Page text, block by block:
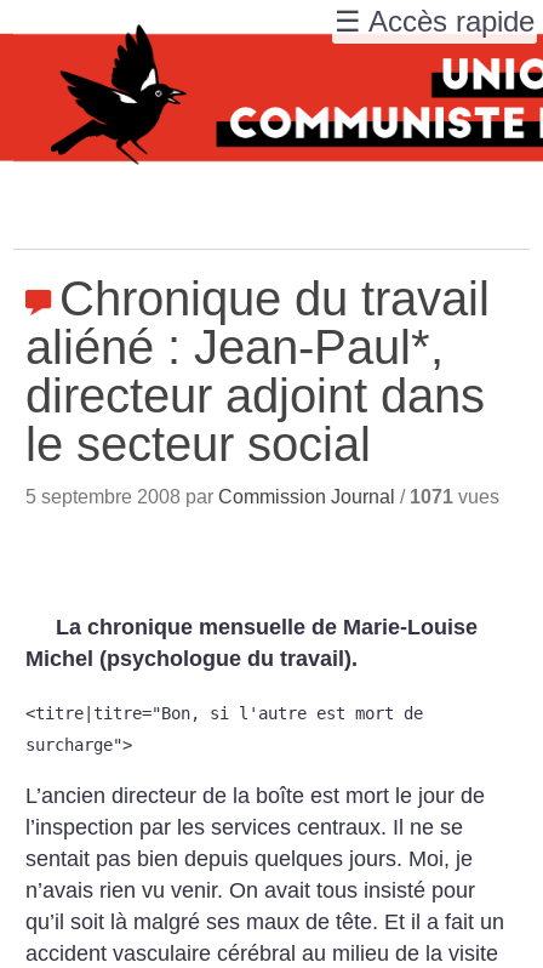
Chronique du travail
aliéné : Jean-Paul*,
directeur adjoint dans
le secteur social
5 septembre 2008 parCommission Journal / 1071 vues
La chronique mensuelle de Marie-Louise
Michel (psychologue du travail).
<titre|titre="Bon, si l'autre est mort de
surcharge">
L’ancien directeur de la boîte est mort le jour de
l’inspection par les services centraux. Il ne se
sentait pas bien depuis quelques jours. Moi, je
n’avais rien vu venir. On avait tous insisté pour
qu’il soit là malgré ses maux de tête. Et il a fait un
accident vasculaire cérébral au milieu de la visite
☰ Accès rapide